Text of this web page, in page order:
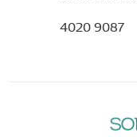
4020 9087